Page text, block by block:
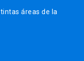
áreas de la